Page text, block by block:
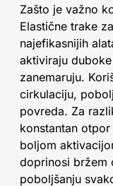
Zašto je važno
Elastične trake
najefikasnijih
aktiviraju
zanemaruju.
cirkulaciju,
povreda. Za
konstantan
boljom
doprinosi bržem
poboljšanju